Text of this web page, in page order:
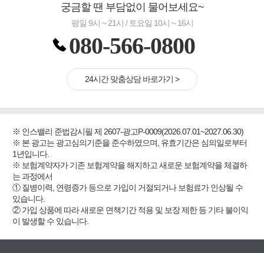
궁금할 땐 부담없이 물어보세요~
평일 9시 ~ 21시 / 토요일 10시 ~ 16시
080-566-0800
24시간 맞춤상담 바로가기 >
※ 인스밸리 준법감시필 제 2607-광고P-0009(2026.07.01~2027.06.30)
※ 본 광고는 광고심의기준을 준수하였으며, 유효기간은 심의일로부터
1년입니다.
※ 보험계약자가 기존 보험계약을 해지하고 새로운 보험계약을 체결하
는 과정에서
① 질병이력, 연령증가 등으로 가입이 거절되거나 보험료가 인상될 수
있습니다.
② 가입 상품에 따라 새로운 면책기간 적용 및 보장 제한 등 기타 불이익
이 발생할 수 있습니다.